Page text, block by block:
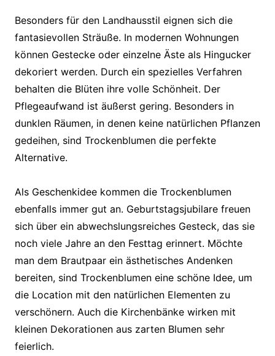
Besonders für den Landhausstil eignen sich die
fantasievollen Sträuße. In modernen Wohnungen
können Gestecke oder einzelne Äste als Hingucker
dekoriert werden. Durch ein spezielles Verfahren
behalten die Blüten ihre volle Schönheit. Der
Pflegeaufwand ist äußerst gering. Besonders in
dunklen Räumen, in denen keine natürlichen Pflanzen
gedeihen, sind Trockenblumen die perfekte
Alternative.
Als Geschenkidee kommen die Trockenblumen
ebenfalls immer gut an. Geburtstagsjubilare freuen
sich über ein abwechslungsreiches Gesteck, das sie
noch viele Jahre an den Festtag erinnert. Möchte
man dem Brautpaar ein ästhetisches Andenken
bereiten, sind Trockenblumen eine schöne Idee, um
die Location mit den natürlichen Elementen zu
verschönern. Auch die Kirchenbänke wirken mit
kleinen Dekorationen aus zarten Blumen sehr
feierlich.